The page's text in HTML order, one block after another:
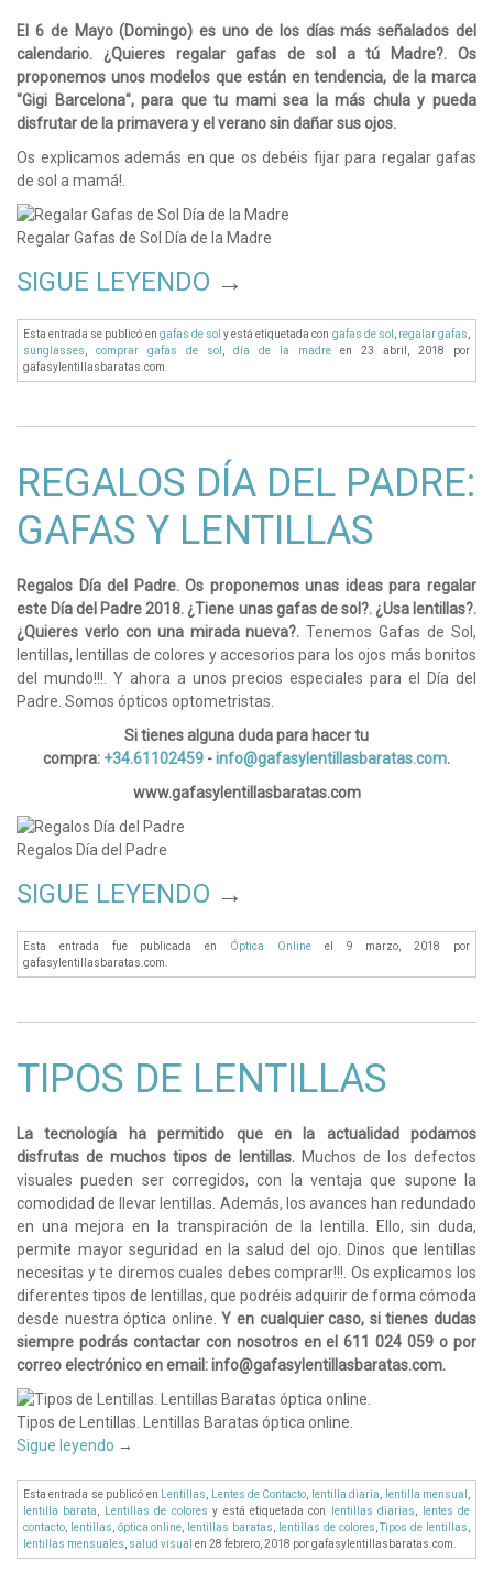
El 6 de Mayo (Domingo) es uno de los días más señalados del
calendario. ¿Quieres regalar gafas de sol a tú Madre?. Os
proponemos unos modelos que están en tendencia, de la marca
"Gigi Barcelona", para que tu mami sea la más chula y pueda
disfrutar de la primavera y el verano sin dañar sus ojos.
Os explicamos además en que os debéis fijar para regalar gafas
de sol a mamá!.
Regalar Gafas de Sol Día de la Madre
SIGUE LEYENDO →
Esta entrada se publicó en gafas de sol y está etiquetada con gafas de sol regalar gafas
sunglasses
comprar gafas de sol día de la madre en 23 abril, 2018 por
gafasylentillasbaratas.com
REGALOS DÍA DEL PADRE:
GAFAS Y LENTILLAS
Regalos Día del Padre. Os proponemos unas ideas para regalar
este Día del Padre 2018. ¿Tiene unas gafas de sol?. ¿Usa lentillas?.
¿Quieres verlo con una mirada nueva?. Tenemos Gafas de Sol,
lentillas, lentillas de colores y accesorios para los ojos más bonitos
del mundo!!!. Y ahora a unos precios especiales para el Día del
Padre. Somos ópticos optometristas.
Si tienes alguna duda para hacer tu
compra: +34.61102459 -info@gafasylentillasbaratas.com.
www.gafasylentillasbaratas.com
Regalos Día del Padre
SIGUE LEYENDO →
Esta entrada fue publicada en Óptica Onlineel 9 marzo, 2018
por
gafasylentillasbaratas.com
TIPOS DE LENTILLAS
La tecnología ha permitido que en la actualidad podamos
disfrutas de muchos tipos de lentillas.Muchos de los defectos
visuales pueden ser corregidos, con la ventaja que supone la
comodidad de llevar lentillas. Además, los avances han redundado
en una mejora en la transpiración de la lentilla. Ello, sin duda,
permite mayor seguridad en la salud del ojo. Dinos que lentillas
necesitas y te diremos cuales debes comprar!!!. Os explicamos los
diferentes tipos de lentillas, que podréis adquirir de forma cómoda
desde nuestra óptica online.Y en cualquier caso, si tienes dudas
siempre podrás contactar con nosotros en el 611 024 059 o por
correo electrónico en email: info@gafasylentillasbaratas.com.
Tipos de Lentillas. Lentillas Baratas óptica online.
Sigue leyendo →
Esta entrada se publicó en Lentillas Lentes de Contacto lentilla diaria lentilla mensual
lentilla barata
Lentillas de colores y está etiquetada con lentillas diarias
lentes de
contacto
lentillas óptica online lentillas baratas lentillas de colores ,Tipos de lentillas
lentillas mensuales salud visual en 28 febrero, 2018 por gafasylentillasbaratas.com